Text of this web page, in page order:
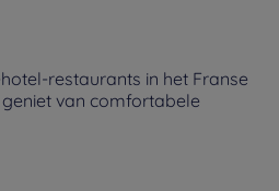
restaurants in het Franse
van comfortabele